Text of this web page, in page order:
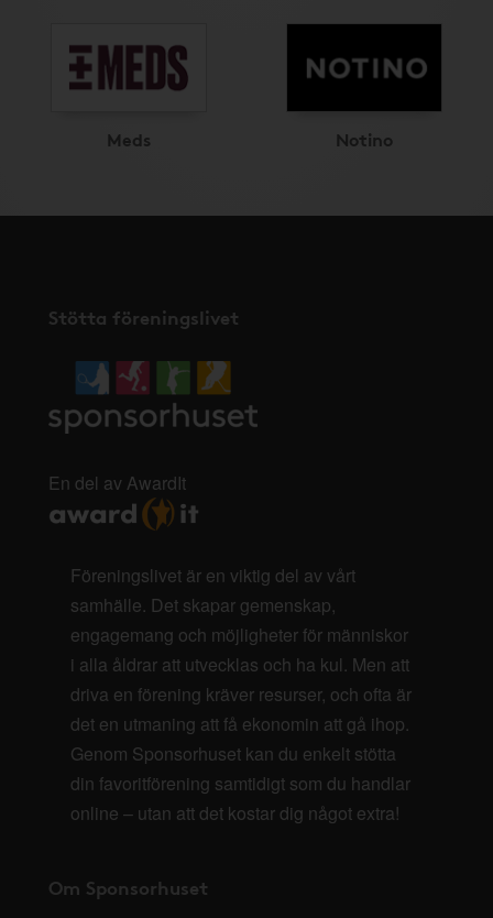
Meds Notino
Stötta föreningslivet
En del av AwardIt
Föreningslivet är en viktig del av vårt
samhälle. Det skapar gemenskap,
engagemang och möjligheter för människor
i alla åldrar att utvecklas och ha kul. Men att
driva en förening kräver resurser, och ofta är
det en utmaning att få ekonomin att gå ihop.
Genom Sponsorhuset kan du enkelt stötta
din favoritförening samtidigt som du handlar
online – utan att det kostar dig något extra!
Om Sponsorhuset